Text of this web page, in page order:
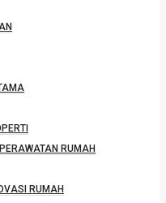
RUMAH
RUMAH